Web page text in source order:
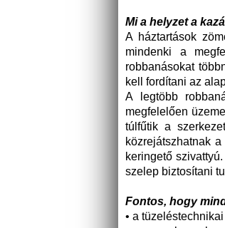
Mi a helyzet a
A háztartások
mindenki a
robbanásokat
kell fordítani az
A legtöbb
megfelelően
túlfűtik a
közrejátszhatnak
keringető
szelep biztosítani
Fontos, hogy
• a